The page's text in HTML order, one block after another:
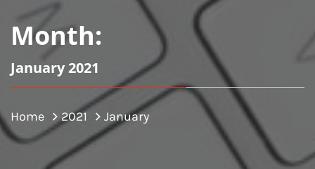
Month:
January 2021
Home 2021 January